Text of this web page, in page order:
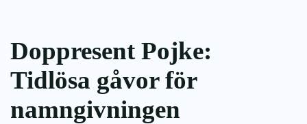
Doppresent Pojke:
Tidlösa gåvor för
namngivningen